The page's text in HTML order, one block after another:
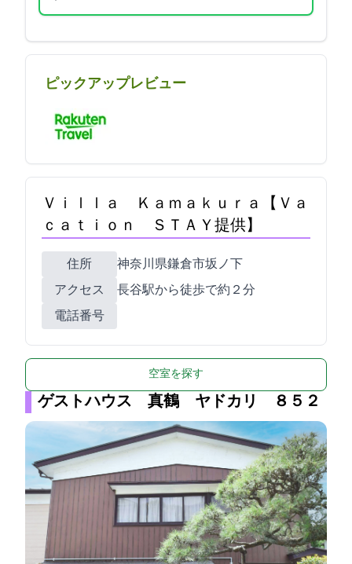
ピックアップレビュー
Ｖｉｌｌａ Ｋａｍａｋｕｒａ【Ｖａ
ｃａｔｉｏｎ ＳＴＡＹ提供】
住所
神奈川県鎌倉市坂ノ下15-14Villa Kamakura
アクセス
長谷駅から徒歩で約２分
電話番号
空室を探す
ゲストハウス 真鶴 ヤドカリ ８５２